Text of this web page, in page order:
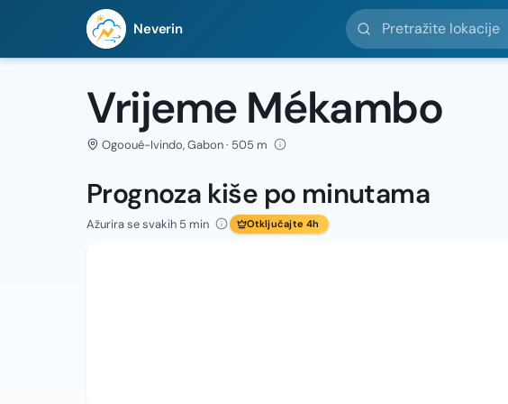
Neverin
Pretražite lokacije
Vrijeme Mékambo
Ogooué-Ivindo, Gabon · 505 m
Prognoza kiše po minutama
Ažurira se svakih 5 min Otključajte 4h